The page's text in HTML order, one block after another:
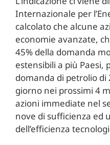
Internazionale per
calcolato che alcune
economie avanzate,
45% della domanda
estensibili a più
domanda di petrolio di
giorno nei prossimi 4
azioni immediate nel
nove di sufficienza ed
dell’efficienza